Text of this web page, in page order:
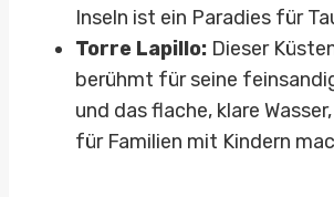
Inseln ist ein Paradies für
Torre Lapillo: Dieser
berühmt für seine
und das flache, klare
für Familien mit Kindern